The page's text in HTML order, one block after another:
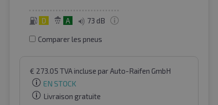
D A 73 dB
Comparer les pneus
€ 273.05 TVA incluse par Auto-Raifen GmbH
EN STOCK
Livraison gratuite